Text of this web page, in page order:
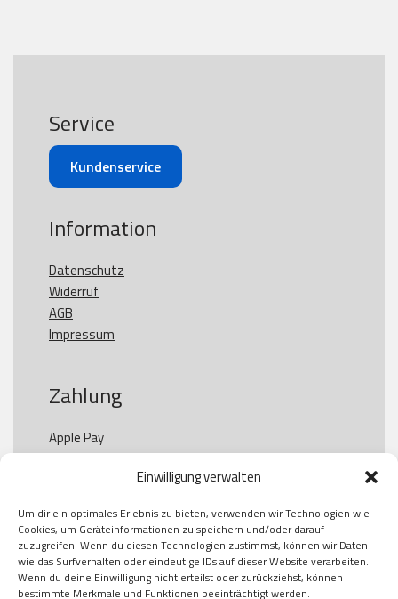
Einwilligung verwalten
Um dir ein optimales Erlebnis zu bieten, verwenden wir Technologien wie
Cookies, um Geräteinformationen zu speichern und/oder darauf
zuzugreifen. Wenn du diesen Technologien zustimmst, können wir Daten
wie das Surfverhalten oder eindeutige IDs auf dieser Website verarbeiten.
Wenn du deine Einwilligung nicht erteilst oder zurückziehst, können
bestimmte Merkmale und Funktionen beeinträchtigt werden.
Service
Kundenservice
Information
Datenschutz
Widerruf
AGB
Impressum
Zahlung
Apple Pay
Paypal
Kauf auf Rechung
Klarna
American Express